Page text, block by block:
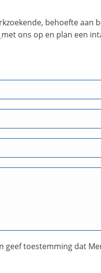
behoefte
met ons op en plan een
geef toestemming dat